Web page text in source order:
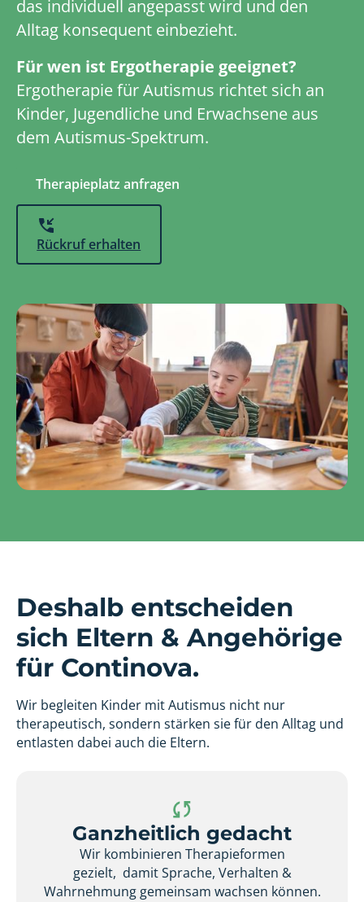
das individuell angepasst wird und den
Alltag konsequent einbezieht.
Für wen ist Ergotherapie geeignet?
Ergotherapie für Autismus richtet sich an
Kinder, Jugendliche und Erwachsene aus
dem Autismus-Spektrum.
Therapieplatz anfragen
Rückruf erhalten
Deshalb entscheiden
sich Eltern & Angehörige
für Continova.
Wir begleiten Kinder mit Autismus nicht nur
therapeutisch, sondern stärken sie für den Alltag und
entlasten dabei auch die Eltern.
Ganzheitlich gedacht
Wir kombinieren Therapieformen
gezielt, damit Sprache, Verhalten &
Wahrnehmung gemeinsam wachsen können.